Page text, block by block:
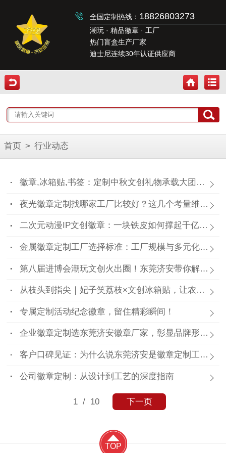
全国定制热线： 18826803273
潮玩 · 精品徽章 · 工厂
热门盲盒生产厂家
迪士尼连续30年认证供应商
首页 > 行业动态
徽章,冰箱贴,书签：定制中秋文创礼物承载大团圆！
夜光徽章定制找哪家工厂比较好？这几个考量维度要记住！
二次元动漫IP文创徽章：一块铁皮如何撑起千亿“谷子经济”？
金属徽章定制工厂选择标准：工厂规模与多元化需求
第八届进博会潮玩文创火出圈！东莞济安带你解锁徽章、盲盒、冰箱贴隐藏玩法
从枝头到指尖｜妃子笑荔枝×文创冰箱贴，让农产品潮出圈！
专属定制活动纪念徽章，留住精彩瞬间！
企业徽章定制选东莞济安徽章厂家，彰显品牌形象，提升团队凝聚力
客户口碑见证：为什么说东莞济安是徽章定制工厂里的“实力派”？
公司徽章定制：从设计到工艺的深度指南
1 / 10 下一页
TOP